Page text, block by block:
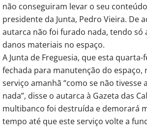
não conseguiram levar o seu
presidente da Junta, Pedro Vieira. De
autarca não foi furado nada, tendo só
danos materiais no espaço.
A Junta de Freguesia, que esta quarta-
fechada para manutenção do espaço,
serviço amanhã “como se não tivesse
nada”, disse o autarca à Gazeta das
multibanco foi destruída e demorará
tempo até que este serviço volte a